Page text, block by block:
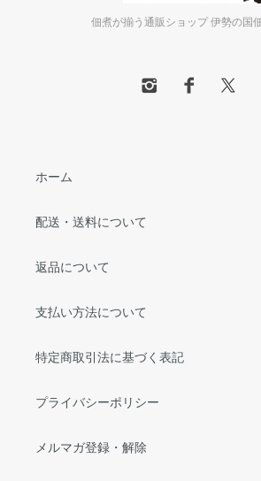
佃煮が揃う通販ショップ 伊勢の国
ホーム
配送・送料について
返品について
支払い方法について
特定商取引法に基づく表記
プライバシーポリシー
メルマガ登録・解除